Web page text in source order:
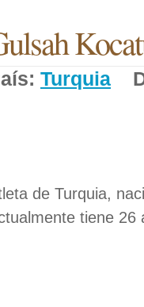
Turquia
de Turquia,
tiene 26